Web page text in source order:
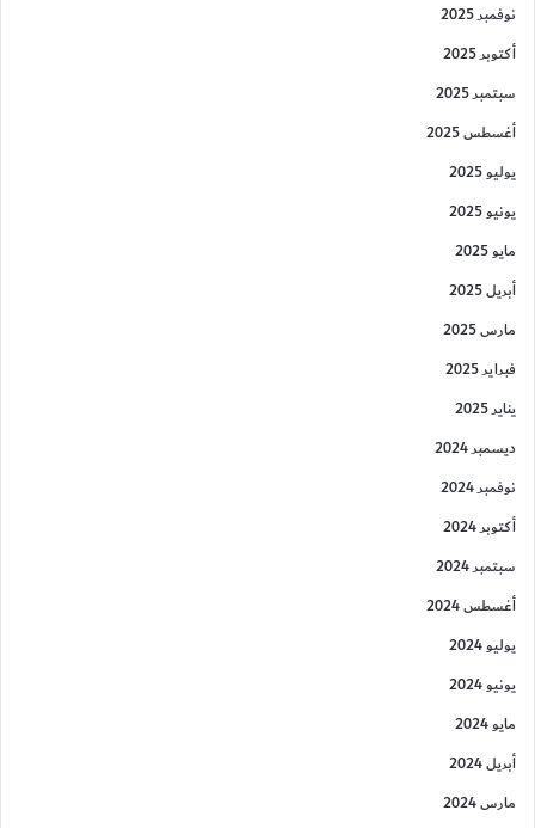
نوفمبر 2025
أكتوبر 2025
سبتمبر 2025
أغسطس 2025
يوليو 2025
يونيو 2025
مايو 2025
أبريل 2025
مارس 2025
فبراير 2025
يناير 2025
ديسمبر 2024
نوفمبر 2024
أكتوبر 2024
سبتمبر 2024
أغسطس 2024
يوليو 2024
يونيو 2024
مايو 2024
أبريل 2024
مارس 2024